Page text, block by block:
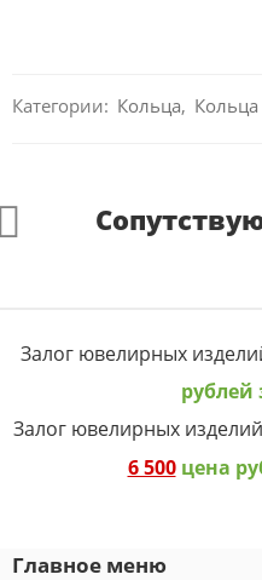
Категории: Кольца,
Залог ювелирных
рублей
Залог ювелирных
6 500цена
Главное меню